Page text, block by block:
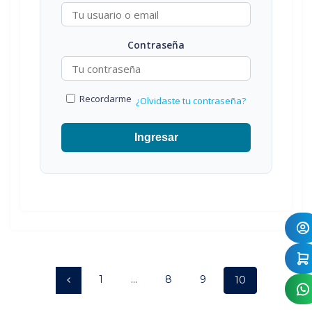
Contraseña
Recordarme ¿Olvidaste tu contraseña?
Ingresar
Posts
navigationPage
1 … Page
8 Page
9 Page
10